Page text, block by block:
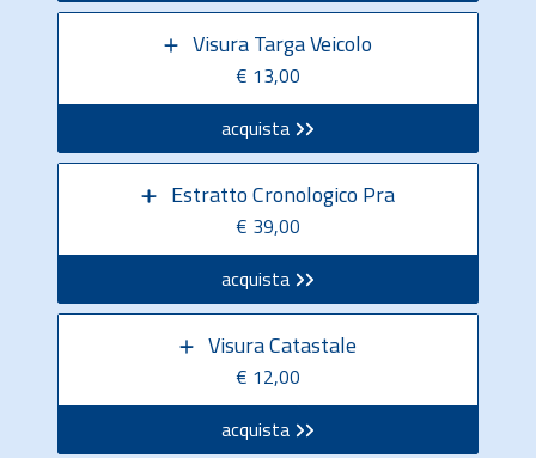
Visura Targa Veicolo
€ 13,00
acquista
Estratto Cronologico Pra
€ 39,00
acquista
Visura Catastale
€ 12,00
acquista